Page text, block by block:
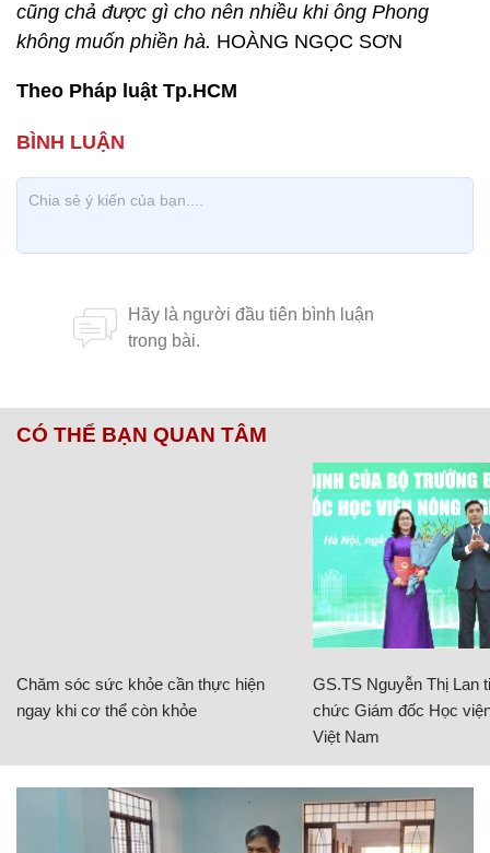
cũng chả được gì cho nên nhiều khi ông Phong
không muốn phiền hà. HOÀNG NGỌC SƠN
Theo Pháp luật Tp.HCM
CÓ THỂ BẠN QUAN TÂM
Chăm sóc sức khỏe cần thực hiện
ngay khi cơ thể còn khỏe
GS.TS Nguyễn Thị Lan
chức Giám đốc Học
Việt Nam